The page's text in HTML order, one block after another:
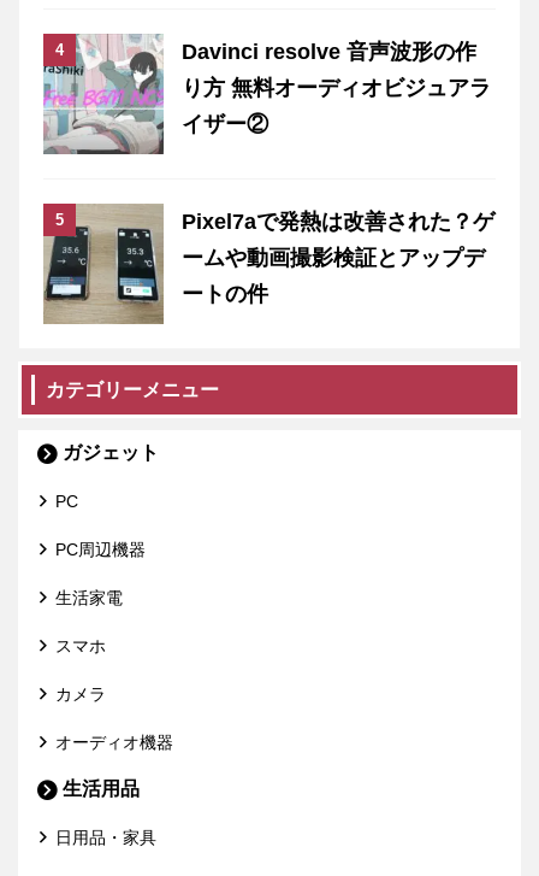
Davinci resolve 音声波形の作
り方 無料オーディオビジュアラ
イザー②
Pixel7aで発熱は改善された？ゲ
ームや動画撮影検証とアップデ
ートの件
カテゴリーメニュー
ガジェット
PC
PC周辺機器
生活家電
スマホ
カメラ
オーディオ機器
生活用品
日用品・家具